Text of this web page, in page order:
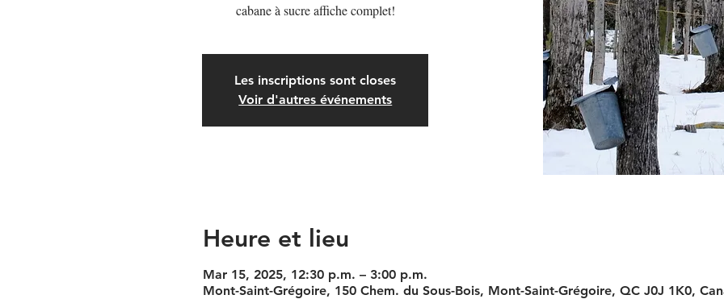
cabane à sucre affiche complet!
Les inscriptions sont closes
Voir d'autres événements
Heure et lieu
Mar 15, 2025, 12:30 p.m. – 3:00 p.m.
Mont-Saint-Grégoire, 150 Chem. du Sous-Bois, Mont-Saint-Grégoire, QC J0J 1K0,